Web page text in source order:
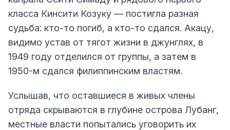
класса Кинсити Козуку — постигла разная
судьба: кто-то погиб, а кто-то сдался. Акацу,
видимо устав от тягот жизни в джунглях, в
1949 году отделился от группы, а затем в
1950-м сдался филиппинским властям.
Услышав, что оставшиеся в живых члены
отряда скрываются в глубине острова Лубанг,
местные власти попытались уговорить их